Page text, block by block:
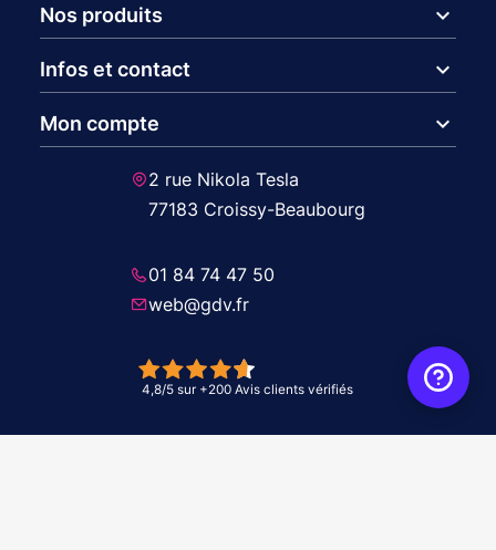
Nos produits expand_more
Infos et contact expand_more
Mon compte expand_more
2 rue Nikola Tesla
77183 Croissy-Beaubourg
01 84 74 47 50
web@gdv.fr